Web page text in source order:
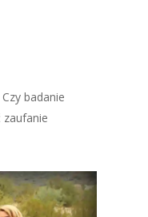
Czy badanie